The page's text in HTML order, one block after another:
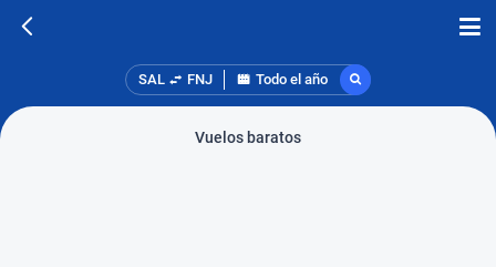
SAL FNJ Todo el año
Vuelos baratos